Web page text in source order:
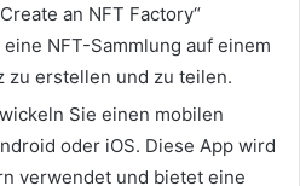
an NFT Factory“
NFT-Sammlung auf einem
zu erstellen und zu teilen.
Sie einen mobilen
oder iOS. Diese App wird
verwendet und bietet eine